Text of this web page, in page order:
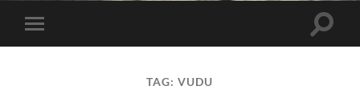
Attiva/disattiva
il
TAG:VUDU